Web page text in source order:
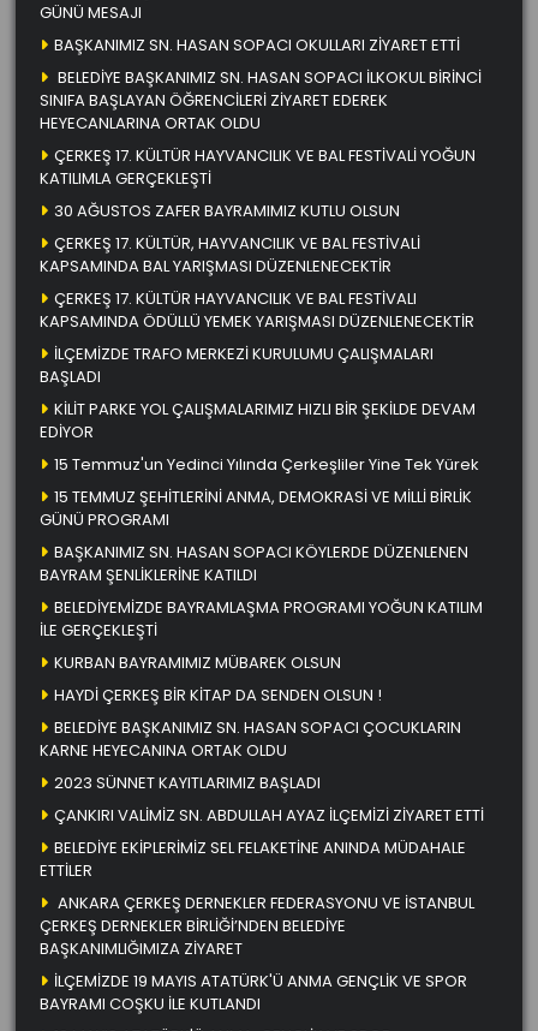
GÜNÜ MESAJI
BAŞKANIMIZ SN. HASAN SOPACI OKULLARI ZİYARET ETTİ
BELEDİYE BAŞKANIMIZ SN. HASAN SOPACI İLKOKUL BİRİNCİ
SINIFA BAŞLAYAN ÖĞRENCİLERİ ZİYARET EDEREK
HEYECANLARINA ORTAK OLDU
ÇERKEŞ 17. KÜLTÜR HAYVANCILIK VE BAL FESTİVALİ YOĞUN
KATILIMLA GERÇEKLEŞTİ
30 AĞUSTOS ZAFER BAYRAMIMIZ KUTLU OLSUN
ÇERKEŞ 17. KÜLTÜR, HAYVANCILIK VE BAL FESTİVALİ
KAPSAMINDA BAL YARIŞMASI DÜZENLENECEKTİR
ÇERKEŞ 17. KÜLTÜR HAYVANCILIK VE BAL FESTİVALI
KAPSAMINDA ÖDÜLLÜ YEMEK YARIŞMASI DÜZENLENECEKTİR
İLÇEMİZDE TRAFO MERKEZİ KURULUMU ÇALIŞMALARI
BAŞLADI
KİLİT PARKE YOL ÇALIŞMALARIMIZ HIZLI BİR ŞEKİLDE DEVAM
EDİYOR
15 Temmuz'un Yedinci Yılında Çerkeşliler Yine Tek Yürek
15 TEMMUZ ŞEHİTLERİNİ ANMA, DEMOKRASİ VE MİLLİ BİRLİK
GÜNÜ PROGRAMI
BAŞKANIMIZ SN. HASAN SOPACI KÖYLERDE DÜZENLENEN
BAYRAM ŞENLİKLERİNE KATILDI
BELEDİYEMİZDE BAYRAMLAŞMA PROGRAMI YOĞUN KATILIM
İLE GERÇEKLEŞTİ
KURBAN BAYRAMIMIZ MÜBAREK OLSUN
HAYDİ ÇERKEŞ BİR KİTAP DA SENDEN OLSUN !
BELEDİYE BAŞKANIMIZ SN. HASAN SOPACI ÇOCUKLARIN
KARNE HEYECANINA ORTAK OLDU
2023 SÜNNET KAYITLARIMIZ BAŞLADI
ÇANKIRI VALİMİZ SN. ABDULLAH AYAZ İLÇEMİZİ ZİYARET ETTİ
BELEDİYE EKİPLERİMİZ SEL FELAKETİNE ANINDA MÜDAHALE
ETTİLER
ANKARA ÇERKEŞ DERNEKLER FEDERASYONU VE İSTANBUL
ÇERKEŞ DERNEKLER BİRLİĞİ’NDEN BELEDİYE
BAŞKANIMLIĞIMIZA ZİYARET
İLÇEMİZDE 19 MAYIS ATATÜRK'Ü ANMA GENÇLİK VE SPOR
BAYRAMI COŞKU İLE KUTLANDI